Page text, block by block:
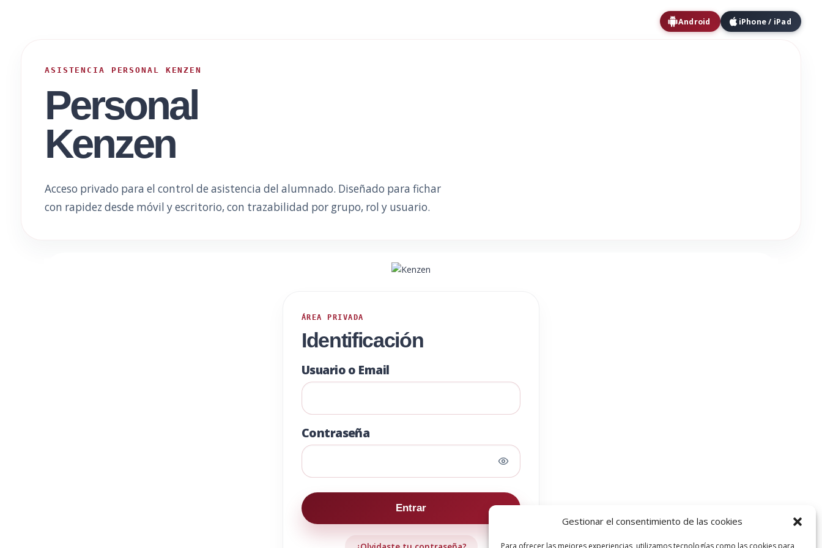
Gestionar el consentimiento de las cookies
Para ofrecer las mejores experiencias, utilizamos tecnologías como las cookies para
Android iPhone / iPad
ASISTENCIA PERSONAL KENZEN
Personal
Kenzen
Acceso privado para el control de asistencia del alumnado. Diseñado para fichar
con rapidez desde móvil y escritorio, con trazabilidad por grupo, rol y usuario.
ÁREA PRIVADA
Identificación
Usuario o Email
Contraseña
Entrar